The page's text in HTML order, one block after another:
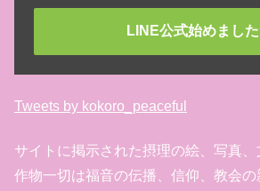
LINE公式始めまし
Tweets by kokoro_peaceful
サイトに掲示された摂理の絵、写真
作物一切は福音の伝播、信仰、教会